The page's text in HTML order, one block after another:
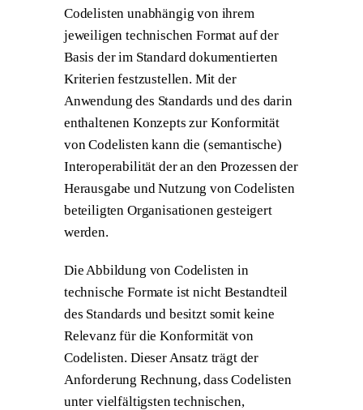
Codelisten unabhängig von ihrem
jeweiligen technischen Format auf der
Basis der im Standard dokumentierten
Kriterien festzustellen. Mit der
Anwendung des Standards und des darin
enthaltenen Konzepts zur Konformität
von Codelisten kann die (semantische)
Interoperabilität der an den Prozessen der
Herausgabe und Nutzung von Codelisten
beteiligten Organisationen gesteigert
werden.
Die Abbildung von Codelisten in
technische Formate ist nicht Bestandteil
des Standards und besitzt somit keine
Relevanz für die Konformität von
Codelisten. Dieser Ansatz trägt der
Anforderung Rechnung, dass Codelisten
unter vielfältigsten technischen,